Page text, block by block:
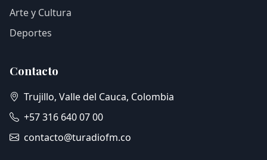
Arte y Cultura
Deportes
Contacto
Trujillo, Valle del Cauca, Colombia
+57 316 640 07 00
contacto@turadiofm.co